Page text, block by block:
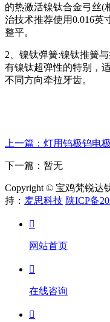
的热激活镍钛合金弓丝(
治技术推荐使用0.016英
整平。
2、镍钛弹簧:镍钛推簧
有镍钛超弹性的特别，
不同方向牵拉牙齿。
上一篇：灯用钨极钨电极
下一篇：暂无
Copyright © 宝鸡梵锐达
持： 麦思科技 陕ICP备

网站首页

在线咨询
